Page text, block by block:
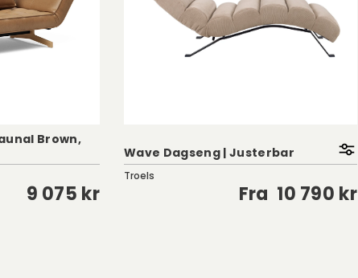
Brown,
9 075 kr
Wave Dagseng | Justerbar
Troels
Fra 10 790 kr